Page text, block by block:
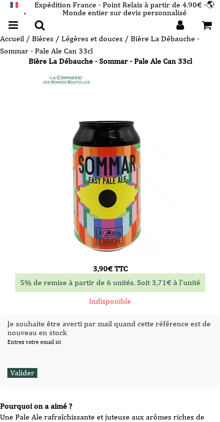
▼
Expédition France - Point Relais à partir de 4.90€ -🌎
Monde entier sur devis personnalisé
Accueil / Bières / Légères et douces / Bière La Débauche -
Sommar - Pale Ale Can 33cl
Bière La Débauche - Sommar - Pale Ale Can 33cl
Pourquoi on a aimé ?
Une Pale Ale rafraîchissante et juteuse aux arômes riches de
3,90€TTC
5% de remise à partir de 6 unités. Soit 3,71€à l'unité
Indisponible
Je souhaite être averti par mail quand cette référence est de
nouveau en stock
Entrez votre email ici